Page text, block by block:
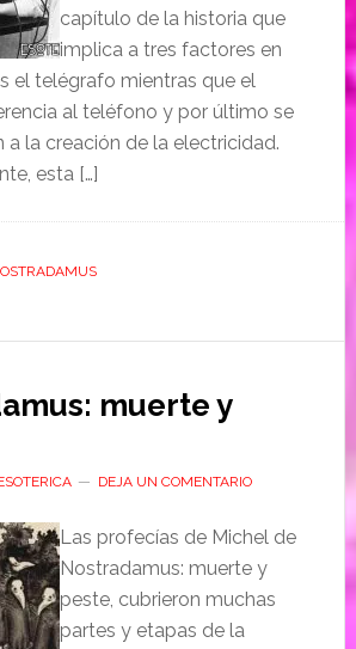
capítulo de la historia que
implica a tres factores en
el telégrafo mientras que el
al teléfono y por último se
a la creación de la electricidad.
esta […]
muerte y
DEJA UN COMENTARIO
Las profecías de Michel de
Nostradamus: muerte y
peste, cubrieron muchas
partes y etapas de la